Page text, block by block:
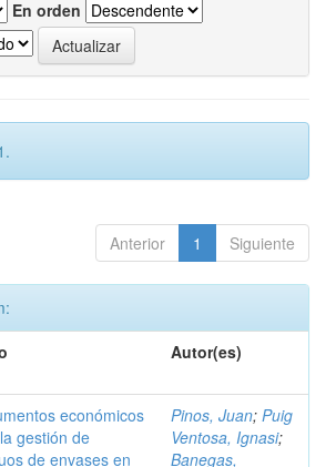
En orden
Anterior 1 Siguiente
Autor(es)
económicos
gestión de
de envases en
Pinos, Juan; Puig
Ventosa, Ignasi;
Banegas,